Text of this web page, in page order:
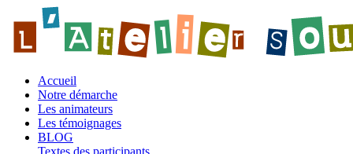
Accueil
Notre démarche
Les animateurs
Les témoignages
BLOG
Textes des participants